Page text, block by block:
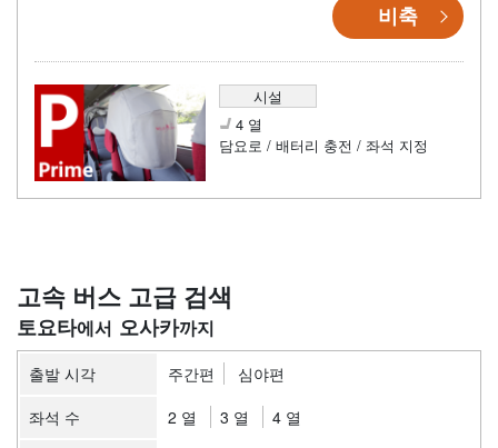
비축
시설
4 열
담요로 / 배터리 충전 / 좌석 지정
고속 버스 고급 검색
토요타 오사카
출발 시각 주간편
심야편
좌석 수
2 열 3 열 4 열